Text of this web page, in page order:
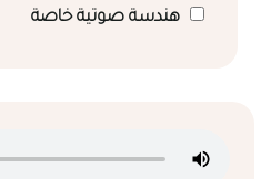
هندسة صوتية خاصة